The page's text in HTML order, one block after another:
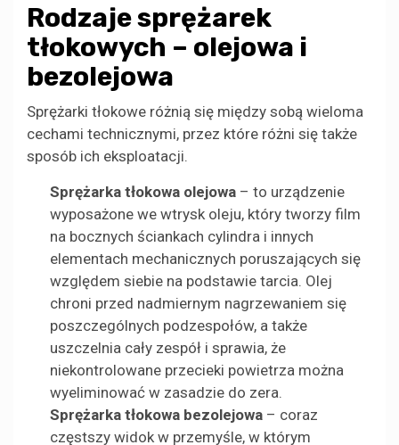
Rodzaje sprężarek
tłokowych – olejowa i
bezolejowa
Sprężarki tłokowe różnią się między sobą wieloma
cechami technicznymi, przez które różni się także
sposób ich eksploatacji.
Sprężarka tłokowa olejowa – to urządzenie
wyposażone we wtrysk oleju, który tworzy film
na bocznych ściankach cylindra i innych
elementach mechanicznych poruszających się
względem siebie na podstawie tarcia. Olej
chroni przed nadmiernym nagrzewaniem się
poszczególnych podzespołów, a także
uszczelnia cały zespół i sprawia, że
niekontrolowane przecieki powietrza można
wyeliminować w zasadzie do zera.
Sprężarka tłokowa bezolejowa – coraz
częstszy widok w przemyśle, w którym